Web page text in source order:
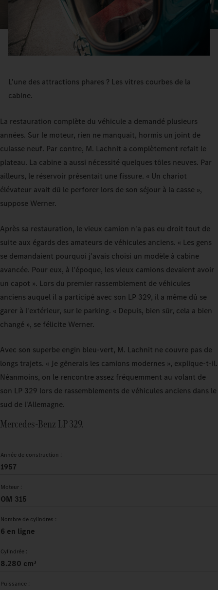
L'une des attractions phares ? Les vitres courbes de la
cabine.
La restauration complète du véhicule a demandé plusieurs
années. Sur le moteur, rien ne manquait, hormis un joint de
culasse neuf. Par contre, M. Lachnit a complètement refait le
plateau. La cabine a aussi nécessité quelques tôles neuves. Par
ailleurs, le réservoir présentait une fissure. « Un chariot
élévateur avait dû le perforer lors de son séjour à la casse »,
suppose Werner.
Après sa restauration, le vieux camion n'a pas eu droit tout de
suite aux égards des amateurs de véhicules anciens. « Les gens
se demandaient pourquoi j'avais choisi un modèle à cabine
avancée. Pour eux, à l'époque, les vieux camions devaient avoir
un capot ». Lors du premier rassemblement de véhicules
anciens auquel il a participé avec son LP 329, il a même dû se
garer à l'extérieur, sur le parking. « Depuis, bien sûr, cela a bien
changé », se félicite Werner.
Avec son superbe engin bleu-vert, M. Lachnit ne couvre pas de
longs trajets. « Je gênerais les camions modernes », explique-t-il.
Néanmoins, on le rencontre assez fréquemment au volant de
son LP 329 lors de rassemblements de véhicules anciens dans le
sud de l'Allemagne.
Mercedes-Benz LP 329.
Année de construction :
1957
Moteur :
OM 315
Nombre de cylindres :
6 en ligne
Cylindrée :
8.280 cm³
Puissance :